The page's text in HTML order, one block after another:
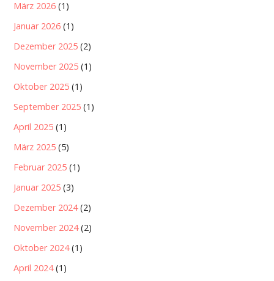
März 2026 (1)
Januar 2026 (1)
Dezember 2025 (2)
November 2025 (1)
Oktober 2025 (1)
September 2025 (1)
April 2025 (1)
März 2025 (5)
Februar 2025 (1)
Januar 2025 (3)
Dezember 2024(2)
November 2024(2)
Oktober 2024(1)
April 2024(1)